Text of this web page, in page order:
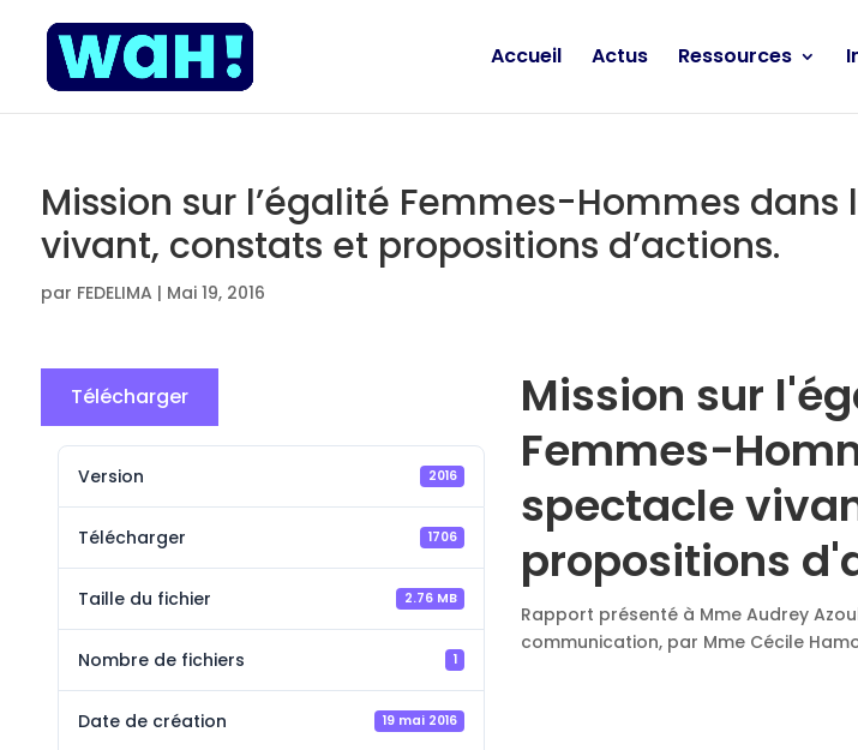
Accueil Actus Ressources
Mission sur l’égalité Femmes-Hommes
vivant, constats et propositions d’actions.
par FEDELIMA | Mai 19, 2016
Télécharger
Version 2016
Télécharger 1706
Taille du fichier 2.76 MB
Nombre de fichiers 1
Date de création 19 mai 2016
Mission sur
Femmes-
spectacle
propositions
Rapport présenté à Mme Audrey
communication, par Mme Cécile